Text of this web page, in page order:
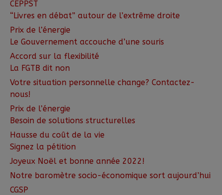
CEPPST
“Livres en débat” autour de l’extrême droite
Prix de l’énergie
Le Gouvernement accouche d’une souris
Accord sur la flexibilité
La FGTB dit non
Votre situation personnelle change? Contactez-
nous!
Prix de l’énergie
Besoin de solutions structurelles
Hausse du coût de la vie
Signez la pétition
Joyeux Noël et bonne année 2022!
Notre baromètre socio-économique sort aujourd’hui
CGSP